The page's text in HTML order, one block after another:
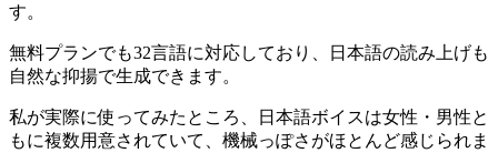
す。
無料プランでも32言語に対応しており、日本語の読み上げも
自然な抑揚で生成できます。
私が実際に使ってみたところ、日本語ボイスは女性・男性と
もに複数用意されていて、機械っぽさがほとんど感じられま